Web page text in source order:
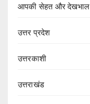
आपकी सेहत और देखभाल
उत्तर प्रदेश
उत्तरकाशी
उत्तराखंड